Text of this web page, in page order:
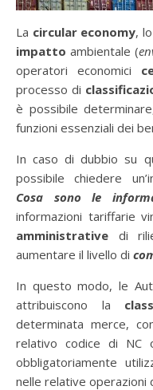
La circular economy,
impatto ambientale (
operatori economici
processo di
è possibile
funzioni essenziali dei
In caso di dubbio su
possibile chiedere
Cosa sono le
informazioni tariffarie
amministrative di
aumentare il livello di
In questo modo, le
attribuiscono la
determinata merce,
relativo codice di NC
obbligatoriamente
nelle relative operazioni